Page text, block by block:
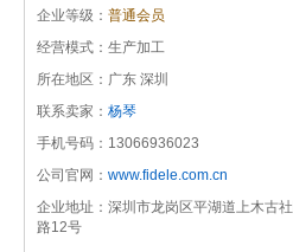
企业等级： 普通会员
经营模式：生产加工
所在地区：广东 深圳
联系卖家： 杨琴
手机号码：13066936023
公司官网： www.fidele.com.cn
企业地址：深圳市龙岗区平湖道上木古
路12号